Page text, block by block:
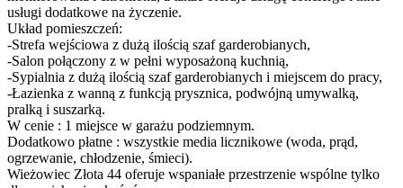
usługi dodatkowe na życzenie.
Układ pomieszczeń:
-Strefa wejściowa z dużą ilością szaf garderobianych,
-Salon połączony z w pełni wyposażoną kuchnią,
-Sypialnia z dużą ilością szaf garderobianych i miejscem do pracy,
-Łazienka z wanną z funkcją prysznica, podwójną umywalką,
pralką i suszarką.
W cenie : 1 miejsce w garażu podziemnym.
Dodatkowo płatne : wszystkie media licznikowe (woda, prąd,
ogrzewanie, chłodzenie, śmieci).
Wieżowiec Złota 44 oferuje wspaniałe przestrzenie wspólne tylko